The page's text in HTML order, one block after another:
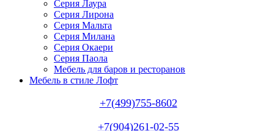
Серия Лаура
Серия Лирона
Серия Мальта
Серия Милана
Серия Окаери
Серия Паола
Мебель для баров и ресторанов
Мебель в стиле Лофт
+7(499)755-8602
+7(904)261-02-55